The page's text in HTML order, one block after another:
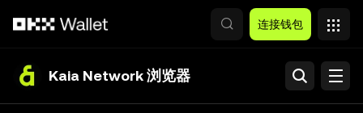
连接钱包
Kaia Network 浏览器